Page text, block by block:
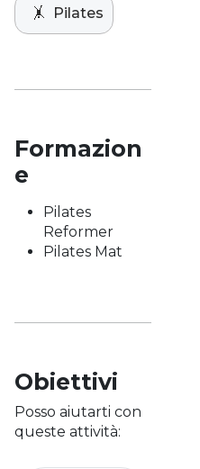
🤸 Pilates
Formazion
e
Pilates
Reformer
Pilates Mat
Obiettivi
Posso aiutarti con
queste attività: